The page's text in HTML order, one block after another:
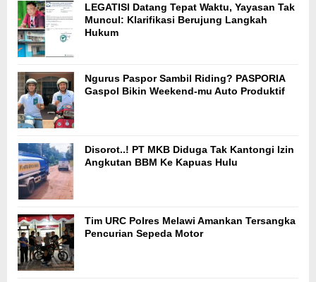
LEGATISI Datang Tepat Waktu, Yayasan Tak
Muncul: Klarifikasi Berujung Langkah
Hukum
Ngurus Paspor Sambil Riding? PASPORIA
Gaspol Bikin Weekend-mu Auto Produktif
Disorot..! PT MKB Diduga Tak Kantongi Izin
Angkutan BBM Ke Kapuas Hulu
Tim URC Polres Melawi Amankan Tersangka
Pencurian Sepeda Motor